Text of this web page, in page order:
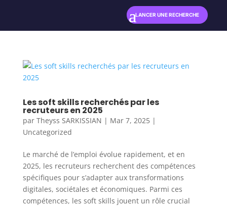
LANCER UNE RECHERCHE
Les soft skills recherchés par les
recruteurs en 2025
par Theyss SARKISSIAN | Mar 7, 2025|
Uncategorized
Le marché de l’emploi évolue rapidement, et en
2025, les recruteurs recherchent des compétences
spécifiques pour s’adapter aux transformations
digitales, sociétales et économiques. Parmi ces
compétences, les soft skills jouent un rôle crucial